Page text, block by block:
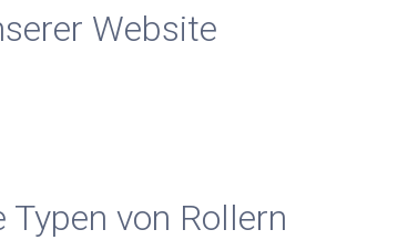
Website
von Rollern